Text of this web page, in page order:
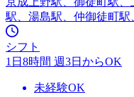
駅、湯島駅、仲御徒町
シフト
1日8時間 週3日からOK
未経験OK